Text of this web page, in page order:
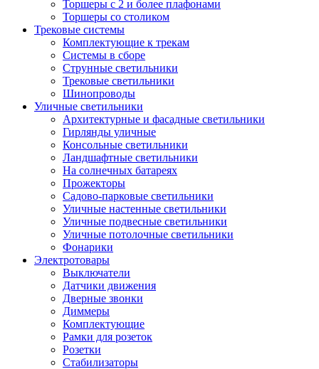
Торшеры с 2 и более плафонами
Торшеры со столиком
Трековые системы
Комплектующие к трекам
Системы в сборе
Струнные светильники
Трековые светильники
Шинопроводы
Уличные светильники
Архитектурные и фасадные светильники
Гирлянды уличные
Консольные светильники
Ландшафтные светильники
На солнечных батареях
Прожекторы
Садово-парковые светильники
Уличные настенные светильники
Уличные подвесные светильники
Уличные потолочные светильники
Фонарики
Электротовары
Выключатели
Датчики движения
Дверные звонки
Диммеры
Комплектующие
Рамки для розеток
Розетки
Стабилизаторы